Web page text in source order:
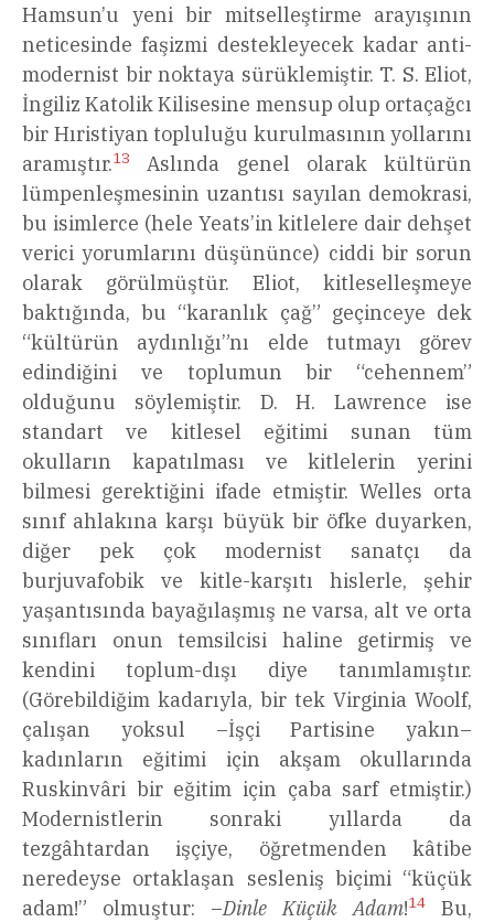
Hamsun’u yeni bir mitselleştirme arayışının
neticesinde faşizmi destekleyecek kadar anti-
modernist bir noktaya sürüklemiştir. T. S. Eliot,
İngiliz Katolik Kilisesine mensup olup ortaçağcı
bir Hıristiyan topluluğu kurulmasının yollarını
aramıştır.13
Aslında genel olarak kültürün
lümpenleşmesinin uzantısı sayılan demokrasi,
bu isimlerce (hele Yeats’in kitlelere dair dehşet
verici yorumlarını düşününce) ciddi bir sorun
olarak görülmüştür. Eliot, kitleselleşmeye
baktığında, bu “karanlık çağ” geçinceye dek
“kültürün aydınlığı”nı elde tutmayı görev
edindiğini ve toplumun bir “cehennem”
olduğunu söylemiştir. D. H. Lawrence ise
standart ve kitlesel eğitimi sunan tüm
okulların kapatılması ve kitlelerin yerini
bilmesi gerektiğini ifade etmiştir. Welles orta
sınıf ahlakına karşı büyük bir öfke duyarken,
diğer pek çok modernist sanatçı da
burjuvafobik ve kitle-karşıtı hislerle, şehir
yaşantısında bayağılaşmış ne varsa, alt ve orta
sınıfları onun temsilcisi haline getirmiş ve
kendini toplum-dışı diye tanımlamıştır.
(Görebildiğim kadarıyla, bir tek Virginia Woolf,
çalışan yoksul –İşçi Partisine yakın–
kadınların eğitimi için akşam okullarında
Ruskinvâri bir eğitim için çaba sarf etmiştir.)
Modernistlerin sonraki yıllarda da
tezgâhtardan işçiye, öğretmenden kâtibe
neredeyse ortaklaşan sesleniş biçimi “küçük
adam!” olmuştur: –Dinle Küçük Adam!14
Bu,